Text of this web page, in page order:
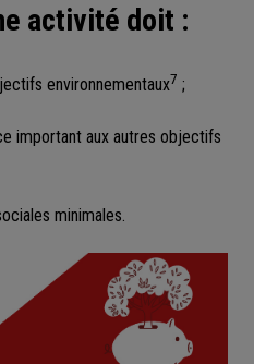
activité doit :
environnementaux7 ;
important aux autres objectifs
minimales.